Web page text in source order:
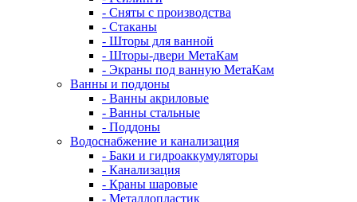
- Сняты с производства
- Стаканы
- Шторы для ванной
- Шторы-двери МетаКам
- Экраны под ванную МетаКам
Ванны и поддоны
- Ванны акриловые
- Ванны стальные
- Поддоны
Водоснабжение и канализация
- Баки и гидроаккумуляторы
- Канализация
- Краны шаровые
- Металлопластик